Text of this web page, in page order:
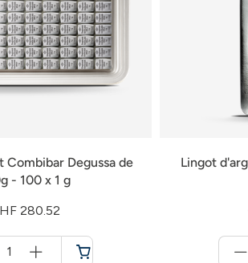
Combibar Degussa de
- 100 x 1 g
280.52
Lingot